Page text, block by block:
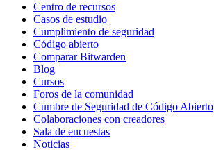
Centro de recursos
Casos de estudio
Cumplimiento de seguridad
Código abierto
Comparar Bitwarden
Blog
Cursos
Foros de la comunidad
Cumbre de Seguridad de Código Abierto
Colaboraciones con creadores
Sala de encuestas
Noticias